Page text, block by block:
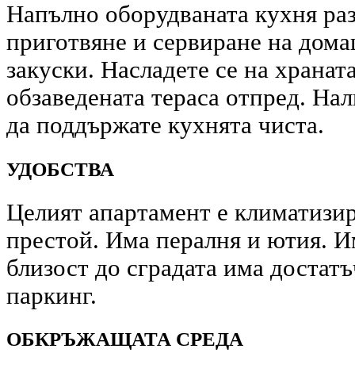
Напълно оборудваната кухня
приготвяне и сервиране на
закуски. Насладете се на
обзаведената тераса отпред.
да поддържате кухнята чиста.
УДОБСТВА
Целият апартамент е
престой. Има пералня и ютия.
близост до сградата има
паркинг.
ОБКРЪЖАЩАТА СРЕДА